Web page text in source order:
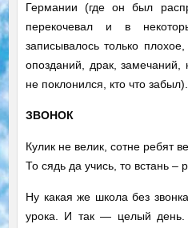
Германии (где он был
перекочевал и в
записывалось только
опозданий, драк, замечаний,
не поклонился, кто что забыл).
ЗВОНОК
Кулик не велик, сотне ребят
То сядь да учись, то встань –
Ну какая же школа без
урока. И так — целый день.